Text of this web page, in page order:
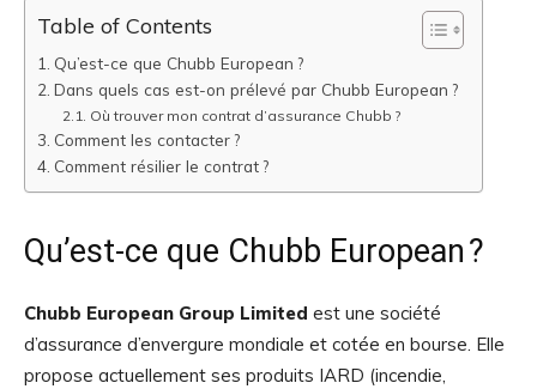
Table of Contents
Qu’est-ce que Chubb European ?
Dans quels cas est-on prélevé par Chubb European ?
Où trouver mon contrat d’assurance Chubb ?
Comment les contacter ?
Comment résilier le contrat ?
Qu’est-ce que Chubb European ?
Chubb European Group Limited est une société
d’assurance d’envergure mondiale et cotée en bourse. Elle
propose actuellement ses produits IARD (incendie,